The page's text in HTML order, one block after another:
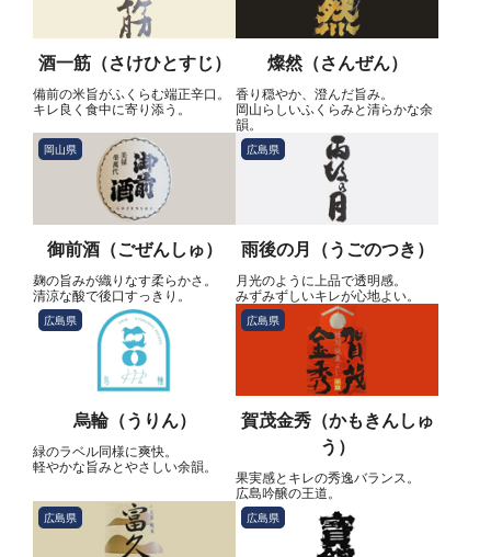
酒一筋（さけひとすじ）
備前の米旨がふくらむ端正辛口。
キレ良く食中に寄り添う。
燦然（さんぜん）
香り穏やか、澄んだ旨み。
岡山らしいふくらみと清らかな余
韻。
岡山県
御前酒（ごぜんしゅ）
麹の旨みが織りなす柔らかさ。
清涼な酸で後口すっきり。
広島県
雨後の月（うごのつき）
月光のように上品で透明感。
みずみずしいキレが心地よい。
広島県
烏輪（うりん）
緑のラベル同様に爽快。
軽やかな旨みとやさしい余韻。
広島県
賀茂金秀（かもきんしゅ
う）
果実感とキレの秀逸バランス。
広島吟醸の王道。
広島県 広島県